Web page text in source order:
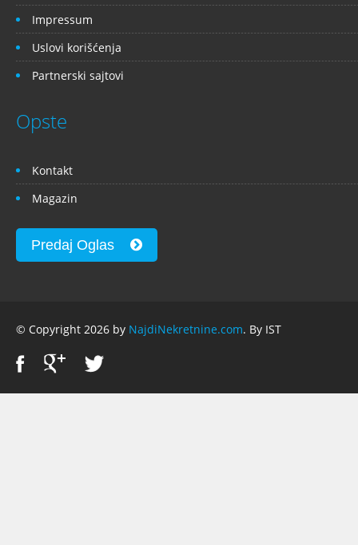
Impressum
Uslovi korišćenja
Partnerski sajtovi
Opste
Kontakt
Magazin
Predaj Oglas
© Copyright 2026 by NajdiNekretnine.com. By IST